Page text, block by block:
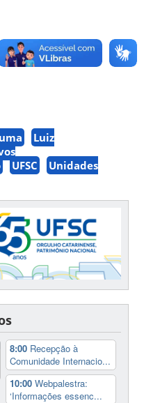
Luiz
UFSC
Unidades
8:00 Recepção à
Comunidade Internacio...
10:00Webpalestra:
‘Informações essenc...